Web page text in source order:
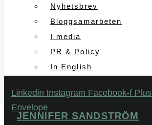
Nyhetsbrev
Bloggsamarbeten
I media
PR & Policy
In English
JENNIFER SANDSTRÖM
Linkedin Instagram Facebook-f Plus
Envelope